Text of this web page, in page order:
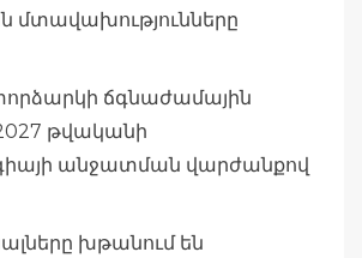
մտավախությունները
ճգնաժամային
թվականի
անջատման վարժանքով
խթանում են